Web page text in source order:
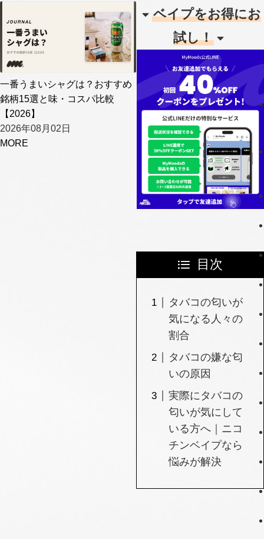
一番うまいシャグは？おすすめ
銘柄15選と味・コスパ比較
【2026】
2026年08月02日
MORE
ベイプをお得にお
試し！
目次
タバコの匂いが
気になる人々の
割合
タバコの嫌な匂
いの原因
実際にタバコの
匂いが気にして
いる方へ｜ニコ
チンベイプなら
悩みが解決